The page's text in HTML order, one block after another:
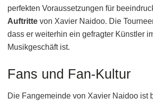
perfekten Voraussetzungen für
Auftritte von Xavier Naidoo. Die
dass er weiterhin ein gefragter Künstler
Musikgeschäft ist.
Fans und Fan-Kultur
Die Fangemeinde von Xavier Naidoo ist